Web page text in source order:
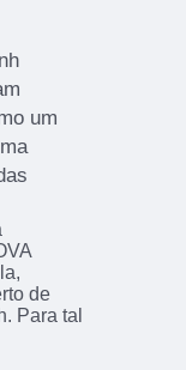
um
de
Para tal